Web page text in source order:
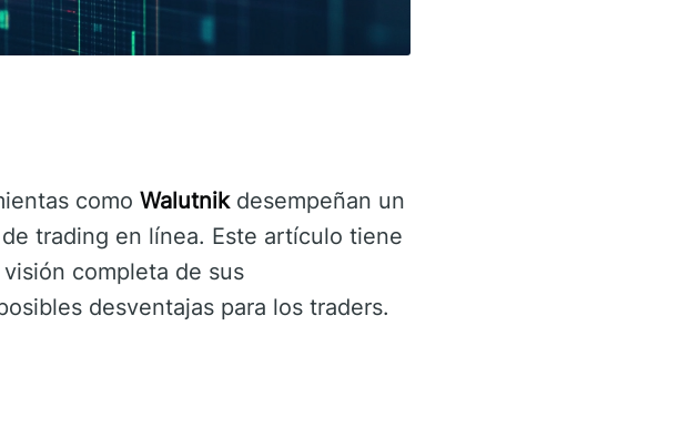
como Walutnikdesempeñan un
trading en línea. Este artículo tiene
completa de sus
desventajas para los traders.